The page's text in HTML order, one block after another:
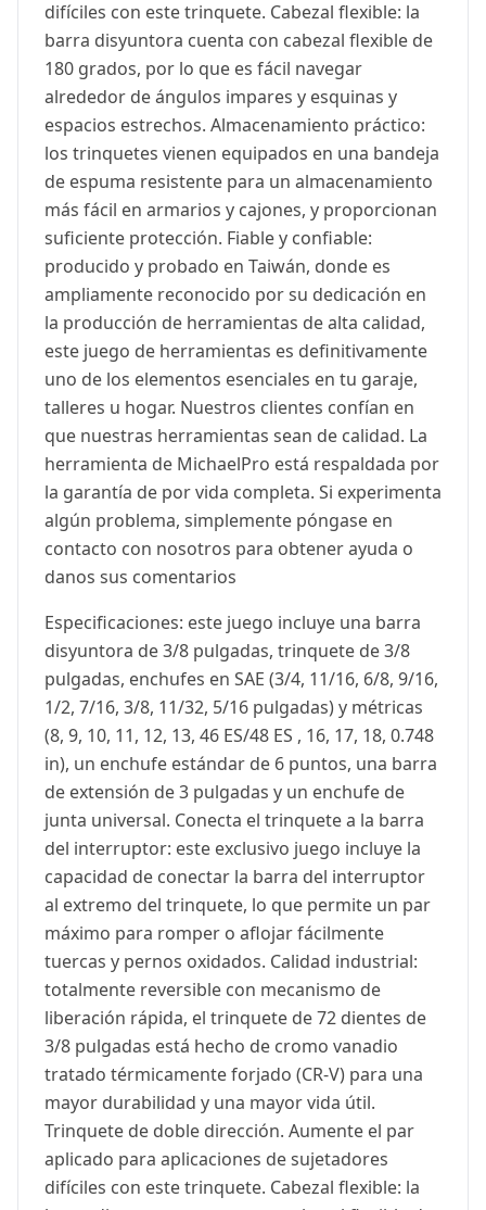
difíciles con este trinquete. Cabezal flexible: la
barra disyuntora cuenta con cabezal flexible de
180 grados, por lo que es fácil navegar
alrededor de ángulos impares y esquinas y
espacios estrechos. Almacenamiento práctico:
los trinquetes vienen equipados en una bandeja
de espuma resistente para un almacenamiento
más fácil en armarios y cajones, y proporcionan
suficiente protección. Fiable y confiable:
producido y probado en Taiwán, donde es
ampliamente reconocido por su dedicación en
la producción de herramientas de alta calidad,
este juego de herramientas es definitivamente
uno de los elementos esenciales en tu garaje,
talleres u hogar. Nuestros clientes confían en
que nuestras herramientas sean de calidad. La
herramienta de MichaelPro está respaldada por
la garantía de por vida completa. Si experimenta
algún problema, simplemente póngase en
contacto con nosotros para obtener ayuda o
danos sus comentarios
Especificaciones: este juego incluye una barra
disyuntora de 3/8 pulgadas, trinquete de 3/8
pulgadas, enchufes en SAE (3/4, 11/16, 6/8, 9/16,
1/2, 7/16, 3/8, 11/32, 5/16 pulgadas) y métricas
(8, 9, 10, 11, 12, 13, 46 ES/48 ES , 16, 17, 18, 0.748
in), un enchufe estándar de 6 puntos, una barra
de extensión de 3 pulgadas y un enchufe de
junta universal. Conecta el trinquete a la barra
del interruptor: este exclusivo juego incluye la
capacidad de conectar la barra del interruptor
al extremo del trinquete, lo que permite un par
máximo para romper o aflojar fácilmente
tuercas y pernos oxidados. Calidad industrial:
totalmente reversible con mecanismo de
liberación rápida, el trinquete de 72 dientes de
3/8 pulgadas está hecho de cromo vanadio
tratado térmicamente forjado (CR-V) para una
mayor durabilidad y una mayor vida útil.
Trinquete de doble dirección. Aumente el par
aplicado para aplicaciones de sujetadores
difíciles con este trinquete. Cabezal flexible: la